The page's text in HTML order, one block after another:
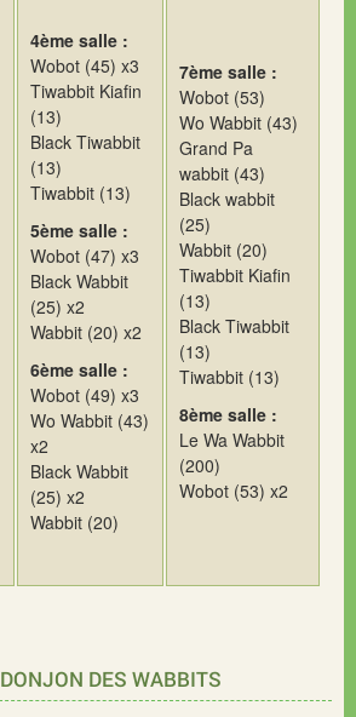
4ème salle :
Wobot (45) x3
Tiwabbit Kiafin
(13)
Black Tiwabbit
(13)
Tiwabbit (13)
5ème salle :
Wobot (47) x3
Black Wabbit
(25) x2
Wabbit (20) x2
6ème salle :
Wobot (49) x3
Wo Wabbit (43)
x2
Black Wabbit
(25) x2
Wabbit (20)
7ème salle :
Wobot (53)
Wo Wabbit (43)
Grand Pa
wabbit (43)
Black wabbit
(25)
Wabbit (20)
Tiwabbit Kiafin
(13)
Black Tiwabbit
(13)
Tiwabbit (13)
8ème salle :
Le Wa Wabbit
(200)
Wobot (53) x2
DONJON DES WABBITS